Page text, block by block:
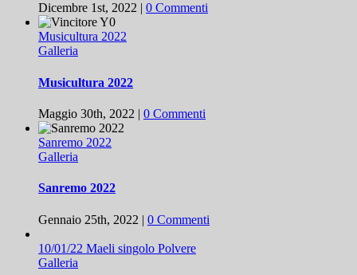
Dicembre 1st, 2022 0 Commenti
Musicultura 2022
Galleria
Musicultura 2022
Maggio 30th, 2022 | 0 Commenti
Sanremo 2022
Galleria
Sanremo 2022
Gennaio 25th, 2022 | 0 Commenti
10/01/22 Maeli singolo Polvere
Galleria